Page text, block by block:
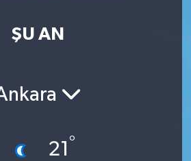
ŞU AN
21 °